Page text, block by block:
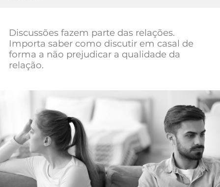
Discussões fazem parte das relações.
Importa saber como discutir em casal de
forma a não prejudicar a qualidade da
relação.